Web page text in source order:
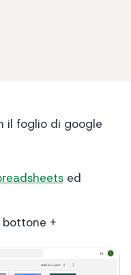
il foglio di google
ed
bottone +